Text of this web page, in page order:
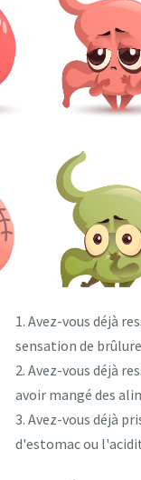
1. Avez-vous déjà
sensation de
2. Avez-vous déjà
avoir mangé des
3. Avez-vous déjà
d'estomac ou